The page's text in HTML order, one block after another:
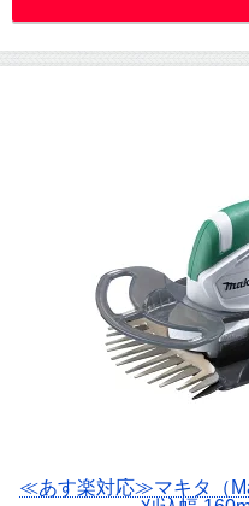
≪あす楽対応≫マキタ（